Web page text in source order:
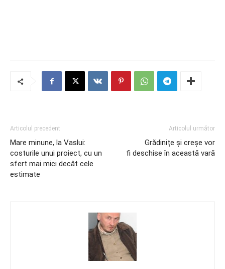
Articolul precedent
Mare minune, la Vaslui:
costurile unui proiect, cu un
sfert mai mici decât cele
estimate
Articolul următor
Grădinițe și creșe vor
fi deschise în această vară